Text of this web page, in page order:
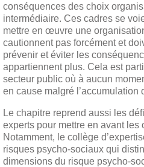
conséquences des choix
intermédiaire. Ces cadres se
mettre en œuvre une
cautionnent pas forcément et
prévenir et éviter les
appartiennent plus. Cela est
secteur public où à aucun
en cause malgré l’accumulation
Le chapitre reprend aussi les
experts pour mettre en avant les
Notamment, le collège
risques psycho-sociaux qui
dimensions du risque psycho-